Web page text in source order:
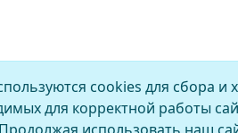
cookies для сбора и
для корректной работы